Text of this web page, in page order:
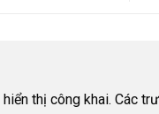
thị công khai. Các